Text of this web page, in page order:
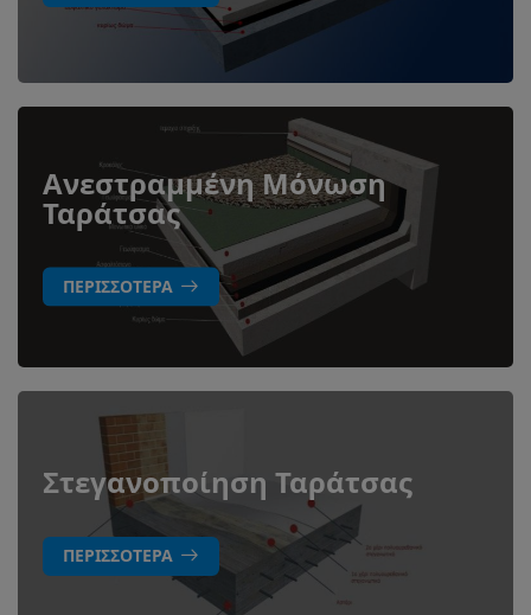
Ανεστραμμένη Μόνωση
Ταράτσας
ΠΕΡΙΣΣΌΤΕΡΑ
Στεγανοποίηση Ταράτσας
ΠΕΡΙΣΣΌΤΕΡΑ